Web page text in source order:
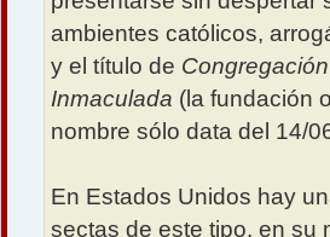
ambientes católicos,
y el título de
Inmaculada (la fundación
nombre sólo data del 14/
En Estados Unidos hay
sectas de este tipo, en su